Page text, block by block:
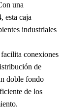
una
esta caja
industriales
conexiones
de
doble fondo
de los